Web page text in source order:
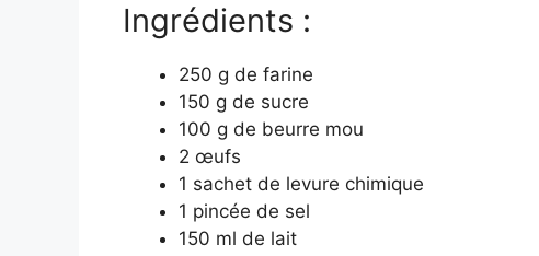
Ingrédients :
250 g de farine
150 g de sucre
100 g de beurre mou
2 œufs
1 sachet de levure chimique
1 pincée de sel
150 ml de lait